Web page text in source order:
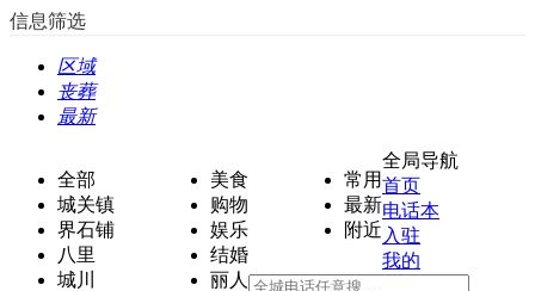
信息筛选
区域
丧葬
最新
全部
城关镇
界石铺
八里
城川
美食
购物
娱乐
结婚
丽人
常用
最新
附近
全局导航
首页
电话本
入驻
我的